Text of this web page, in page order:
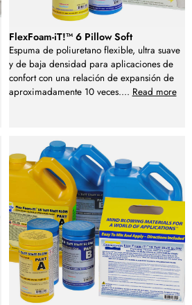
FlexFoam-iT!™ 6 Pillow Soft
Espuma de poliuretano flexible, ultra suave
y de baja densidad para aplicaciones de
confort con una relación de expansión de
aproximadamente 10 veces.... Read more